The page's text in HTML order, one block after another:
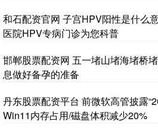
和石配资官网 子宫HPV阳性是什么
医院HPV专病门诊为您科普
邯郸股票配资网 五一堵山堵海堵桥
息做好备孕的准备
丹东股票配资平台 前微软高管披露
Win11内存占用/磁盘体积减少20%